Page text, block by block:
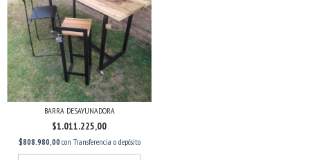
BARRA DESAYUNADORA
$1.011.225,00
$808.980,00con Transferencia o depósito